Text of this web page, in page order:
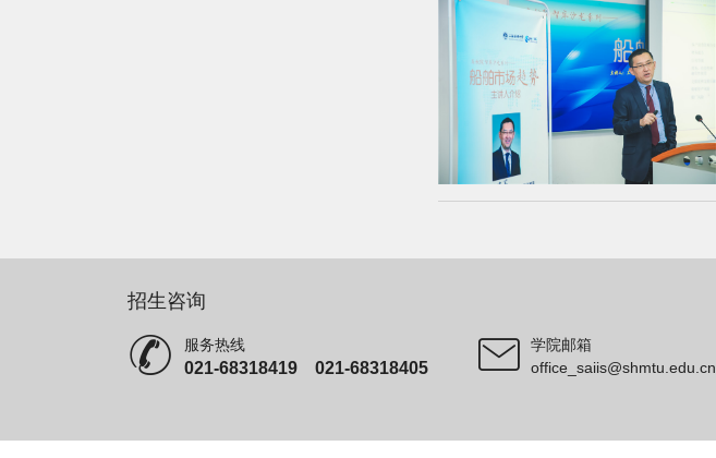
招生咨询
服务热线
021-68318419 021-68318405
学院邮箱
office_saiis@shmtu.edu.cn